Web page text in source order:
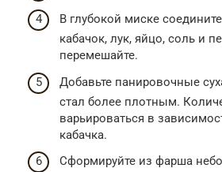
В глубокой миске
кабачок, лук, яйцо, соль и
перемешайте.
Добавьте панировочные
стал более плотным.
варьироваться в
кабачка.
Сформируйте из фарша